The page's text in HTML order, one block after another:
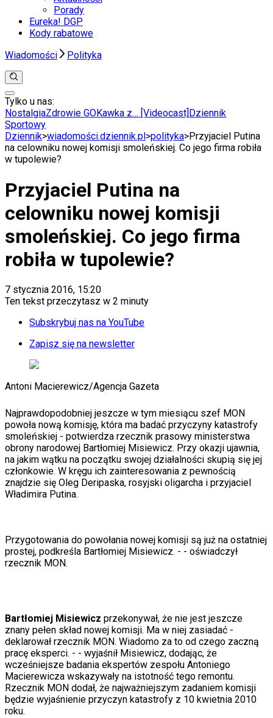
Porady
Eureka! DGP
Kody rabatowe
Wiadomości
Polityka
Anuluj
Wiadomości
Świat
Polityka
Nauka
Gospodarka
Aktualności
Emerytury
Finanse
Praca
Podatki
Twoje finanse
Finanse
Auto
Aktualności
Auta ekologiczne
Automotive
Jednoślady
Drogi
Premiery
Życie gwiazd
Aktualności
Plotki
Telewizja
Hity internetu
Edukacja
Aktualności
Matura
Uroda
Porady
Święta
F1
Kolarstwo
Koszykówka
Lekkoatletyka
Nostalgia
Łamigłówki
Kartka z kalendarza
Kultowe przeboje
Tylko u nas:
NostalgiaZdrowie GOKawka z… [Videocast] Dziennik
Sportowy
Dziennik>wiadomości.dziennik.pl >polityka>Przyjaciel Putina
na celowniku nowej komisji smoleńskiej. Co jego firma robiła
w tupolewie?
Przyjaciel Putina na
celowniku nowej komisji
smoleńskiej. Co jego firma
robiła w tupolewie?
7 stycznia 2016, 15:20
Ten tekst przeczytasz w 2 minuty
Subskrybuj nas na YouTube
Zapisz się na newsletter
Antoni Macierewicz/Agencja Gazeta
Najprawdopodobniej jeszcze w tym miesiącu szef MON
powoła nową komisję, która ma badać przyczyny katastrofy
smoleńskiej - potwierdza rzecznik prasowy ministerstwa
obrony narodowej Bartłomiej Misiewicz. Przy okazji ujawnia,
na jakim wątku na początku swojej działalności skupią się jej
członkowie. W kręgu ich zainteresowania z pewnością
znajdzie się Oleg Deripaska, rosyjski oligarcha i przyjaciel
Władimira Putina.
Przygotowania do powołania nowej komisji są już na ostatniej
prostej, podkreśla Bartłomiej Misiewicz. - - oświadczył
rzecznik MON.
Bartłomiej Misiewicz przekonywał, że nie jest jeszcze
znany pełen skład nowej komisji. Ma w niej zasiadać -
deklarował rzecznik MON. Wiadomo za to od czego zaczną
pracę eksperci. - - wyjaśnił Misiewicz, dodając, że
wcześniejsze badania ekspertów zespołu Antoniego
Macierewicza wskazywały na istotność tego remontu.
Rzecznik MON dodał, że najważniejszym zadaniem komisji
będzie wyjaśnienie przyczyn katastrofy z 10 kwietnia 2010
roku.